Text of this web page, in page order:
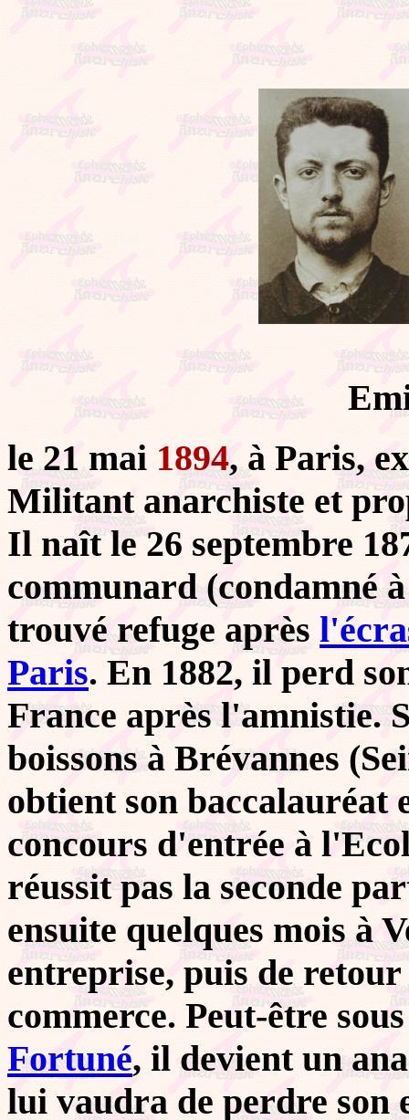
le 21 mai 1894, à Paris,
Militant anarchiste et
Il naît le 26 septembre
communard (condamné
trouvé refuge après
Paris. En 1882, il perd
France après l'amnistie.
boissons à Brévannes
obtient son baccalauréat
concours d'entrée à
réussit pas la seconde
ensuite quelques mois à
entreprise, puis de
commerce. Peut-être
Fortuné, il devient un
lui vaudra de perdre son